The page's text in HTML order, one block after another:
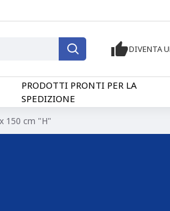
DIVENTA
PRODOTTI PRONTI PER LA
SPEDIZIONE
150 cm "H"